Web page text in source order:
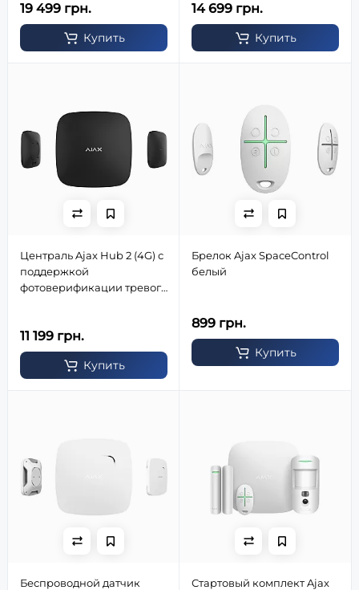
19 499 грн.
Купить
14 699 грн.
Купить
Централь Ajax Hub 2 (4G) с
поддержкой
фотоверификации тревог
11 199 грн.
Купить
Брелок Ajax SpaceControl
белый
899 грн.
Купить
Беспроводной датчик
Стартовый комплект Ajax